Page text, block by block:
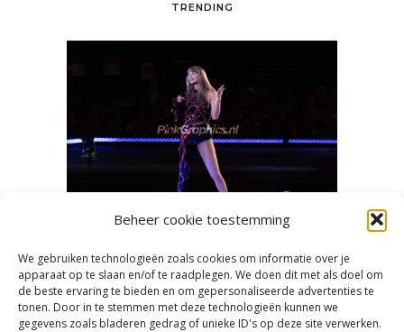
Beheer cookie toestemming
We gebruiken technologieën zoals cookies om informatie over je
apparaat op te slaan en/of te raadplegen. We doen dit met als doel om
de beste ervaring te bieden en om gepersonaliseerde advertenties te
tonen. Door in te stemmen met deze technologieën kunnen we
gegevens zoals bladeren gedrag of unieke ID's op deze site verwerken.
TRENDING
heet
Mooie concertfoto’s en -video’s
maken